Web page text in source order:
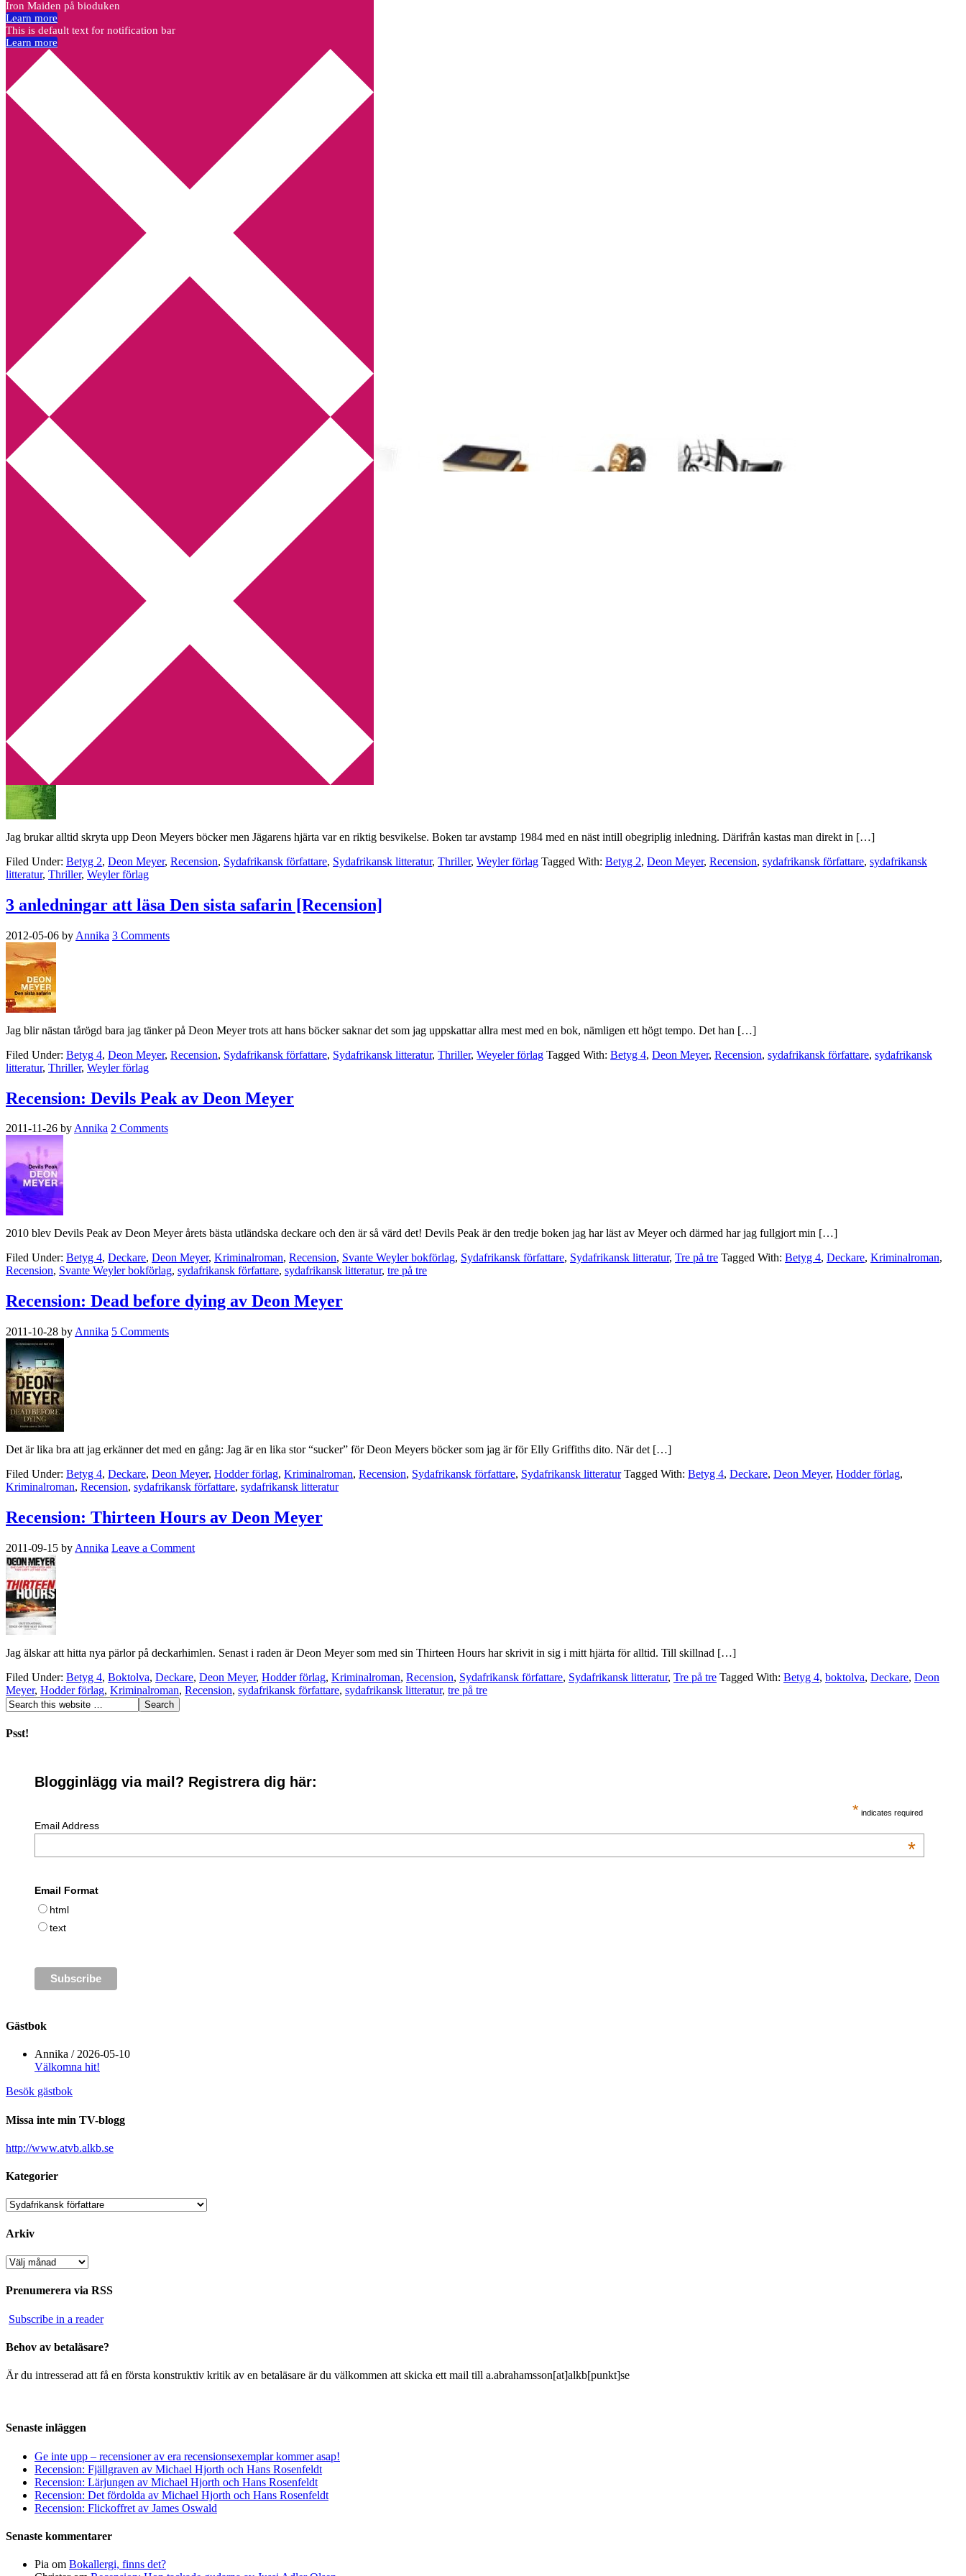
Annikas litteratur- och kulturblogg
Deckare, kriminalromaner, thrillers
Hem
Boktolva
Författarfemman
Kontakt
Webbshop Amazon
Utskriftscentralen
Min tv-blogg
You are here:Home Archives for Sydafrikansk författare
Första besvikelsen av Deon Meyer [Recension]
2012-05-20 Annika
Jag brukar alltid skryta upp Deon Meyers böcker men Jägarens hjärta var en riktig besvikelse. Boken tar avstamp 1984 med en näst intill obegriplig inledning. Därifrån kastas man direkt in […]
Filed Under: Betyg 2, Deon Meyer, Recension, Sydafrikansk författare, Sydafrikansk litteratur, Thriller, Weyler förlag Tagged With: Betyg 2, Deon Meyer, Recension, sydafrikansk författare, sydafrikansk
litteratur, Thriller, Weyler förlag
3 anledningar att läsa Den sista safarin [Recension]
2012-05-06 by Annika 3 Comments
Jag blir nästan tårögd bara jag tänker på Deon Meyer trots att hans böcker saknar det som jag uppskattar allra mest med en bok, nämligen ett högt tempo. Det han […]
Filed Under: Betyg 4, Deon Meyer, Recension, Sydafrikansk författare, Sydafrikansk litteratur, Thriller, Weyeler förlag Tagged With: Betyg 4, Deon Meyer, Recension, sydafrikansk författare, sydafrikansk
litteratur, Thriller, Weyler förlag
Recension: Devils Peak av Deon Meyer
2011-11-26 byAnnika 2 Comments
2010 blev Devils Peak av Deon Meyer årets bästa utländska deckare och den är så värd det! Devils Peak är den tredje boken jag har läst av Meyer och därmed har jag fullgjort min […]
Filed Under: Betyg 4, Deckare, Deon Meyer, Kriminalroman, Recension, Svante Weyler bokförlag, Sydafrikansk författare, Sydafrikansk litteratur, Tre på tre Tagged With: Betyg 4, Deckare, Kriminalroman,
Recension, Svante Weyler bokförlag, sydafrikansk författare, sydafrikansk litteratur, tre på tre
Recension: Dead before dying av Deon Meyer
2011-10-28 by Annika 5 Comments
Det är lika bra att jag erkänner det med en gång: Jag är en lika stor “sucker” för Deon Meyers böcker som jag är för Elly Griffiths dito. När det […]
Filed Under: Betyg 4, Deckare, Deon Meyer, Hodder förlag, Kriminalroman, Recension, Sydafrikansk författare, Sydafrikansk litteratur Tagged With: Betyg 4, Deckare, Deon Meyer, Hodder förlag,
Kriminalroman, Recension, sydafrikansk författare, sydafrikansk litteratur
Recension: Thirteen Hours av Deon Meyer
2011-09-15 by Annika Leave a Comment
Jag älskar att hitta nya pärlor på deckarhimlen. Senast i raden är Deon Meyer som med sin Thirteen Hours har skrivit in sig i mitt hjärta för alltid. Till skillnad […]
Filed Under: Betyg 4, Boktolva, Deckare, Deon Meyer, Hodder förlag, Kriminalroman, Recension, Sydafrikansk författare, Sydafrikansk litteratur, Tre på tre Tagged With: Betyg 4, boktolva, Deckare, Deon
Meyer, Hodder förlag, Kriminalroman, Recension, sydafrikansk författare, sydafrikansk litteratur, tre på tre
Psst!
Blogginlägg via mail? Registrera dig här:
* indicates required
Email Address
*
Email Format
html
text
Gästbok
Annika /2026-05-10
Välkomna hit!
Besök gästbok
Missa inte min TV-blogg
http://www.atvb.alkb.se
Kategorier
Kategorier
Arkiv
Arkiv
Prenumerera via RSS
Subscribe in a reader
Behov av betaläsare?
Är du intresserad att få en första konstruktiv kritik av en betaläsare är du välkommen att skicka ett mail till a.abrahamsson[at]alkb[punkt]se
Senaste inläggen
Ge inte upp – recensioner av era recensionsexemplar kommer asap!
Recension: Fjällgraven av Michael Hjorth och Hans Rosenfeldt
Recension: Lärjungen av Michael Hjorth och Hans Rosenfeldt
Recension: Det fördolda av Michael Hjorth och Hans Rosenfeldt
Recension: Flickoffret av James Oswald
Senaste kommentarer
Pia om Bokallergi, finns det?
Iron Maiden på bioduken
Learn more
This is default text for notification bar
Learn more